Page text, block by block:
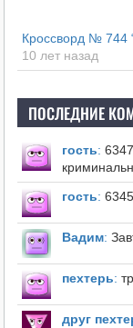
Кроссворд № 744
10 лет назад
ПОСЛЕДНИЕ
гость:
гость:
Вадим:
пехтерь:
друг